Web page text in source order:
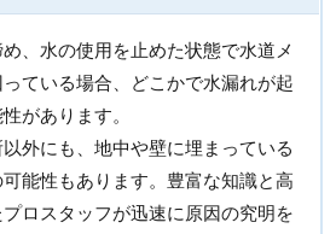
、水の使用を止めた状態で水道メ
ている場合、どこかで水漏れが起
があります。
外にも、地中や壁に埋まっている
能性もあります。豊富な知識と高
ロスタッフが迅速に原因の究明を